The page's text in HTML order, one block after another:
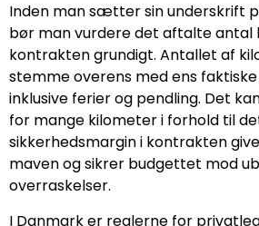
Inden man sætter sin underskrift
bør man vurdere det aftalte antal
kontrakten grundigt. Antallet af
stemme overens med ens
inklusive ferier og pendling. Det
for mange kilometer i forhold til
sikkerhedsmargin i kontrakten
maven og sikrer budgettet mod
overraskelser.
I Danmark er reglerne for